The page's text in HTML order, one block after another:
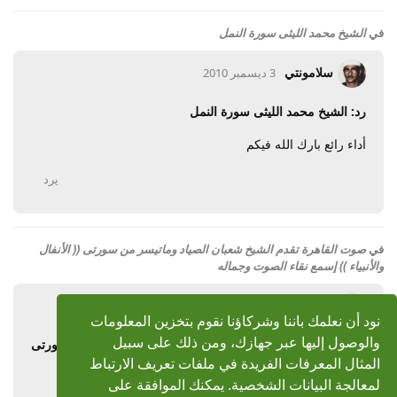
نود أن نعلمك باننا وشركاؤنا نقوم بتخزين المعلومات
والوصول إليها عبر جهازك، ومن ذلك على سبيل
المثال المعرفات الفريدة في ملفات تعريف الارتباط
لمعالجة البيانات الشخصية. يمكنك الموافقة على
فيالشيخ محمد الليثى سورة النمل
سلامونتي 3 ديسمبر 2010
رد: الشيخ محمد الليثى سورة النمل
أداء رائع بارك الله فيكم
يرد
فيصوت القاهرة تقدم الشيخ شعبان الصياد وماتيسر من سورتى (( الأنفال
والأنبياء )) إسمع نقاء الصوت وجماله
رد: صوت القاهرة تقدم الشيخ شعبان الصياد وماتيسر من سورتى
(( الأنفال والأنبياء )) إسمع نقاء الصوت وجم